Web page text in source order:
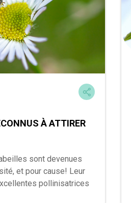
À ATTIRER
sont devenues
et pour cause! Leur
pollinisatrices